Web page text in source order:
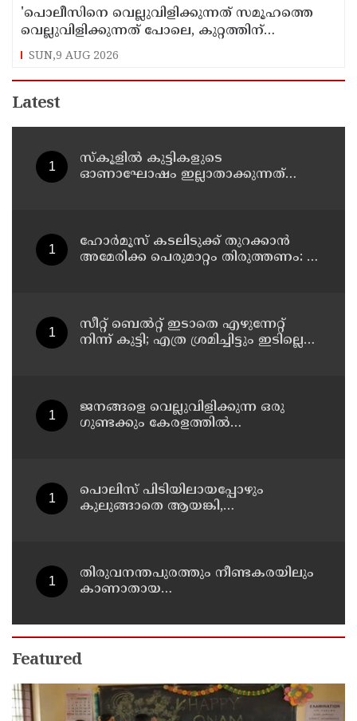
'പൊലീസിനെ വെല്ലുവിളിക്കുന്നത് സമൂഹത്തെ
വെല്ലുവിളിക്കുന്നത് പോലെ, കുറ്റത്തിന്
അനുസരിച്ച് ശിക്ഷ നല്‍കും':എഡിജിപി
SUN,9 AUG 2026
Latest
സ്‌കൂളില്‍ കുട്ടികളുടെ
ഓണാഘോഷം ഇല്ലാതാക്കുന്നത്
ഹോര്‍മൂസ് കടലിടുക്ക് തുറക്കാന്‍
അമേരിക്ക പെരുമാറ്റം തിരുത്തണം: 6
സീറ്റ് ബെല്‍റ്റ് ഇടാതെ എഴുന്നേറ്റ്
നിന്ന് കുട്ടി; എത്ര ശ്രമിച്ചിട്ടും ഇടില്ലെന്ന്
ജനങ്ങളെ വെല്ലുവിളിക്കുന്ന ഒരു
ഗുണ്ടക്കും കേരളത്തില്‍
പൊലിസ് പിടിയിലായപ്പോഴും
കുലുങ്ങാതെ ആയങ്കി,
തിരുവനന്തപുരത്തും നീണ്ടകരയിലും
കാണാതായ
തിരച്ചില്‍ പത്താം ദിവസത്തിലേക്ക്
Featured